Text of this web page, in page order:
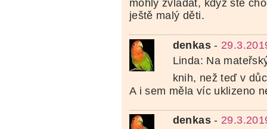
mohly zvládat, když ste
ještě malý děti.
denkas-
Linda: Na
knih, než teď v
A i sem měla víc uklizeno
denkas-